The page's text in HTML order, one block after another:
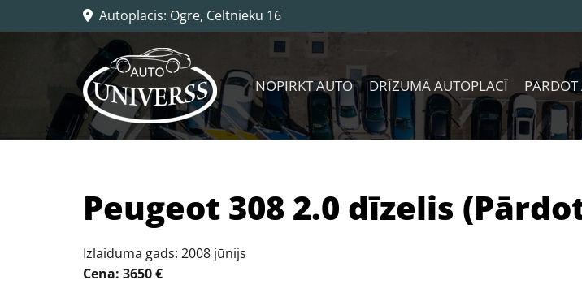
 Autoplacis: Ogre, Celtnieku 16
NOPIRKT AUTO DRĪZUMĀ AUTOPLACĪ
​Peugeot 308 2.0 dīzelis
Izlaiduma gads: 2008 jūnijs
Cena: 3650 €